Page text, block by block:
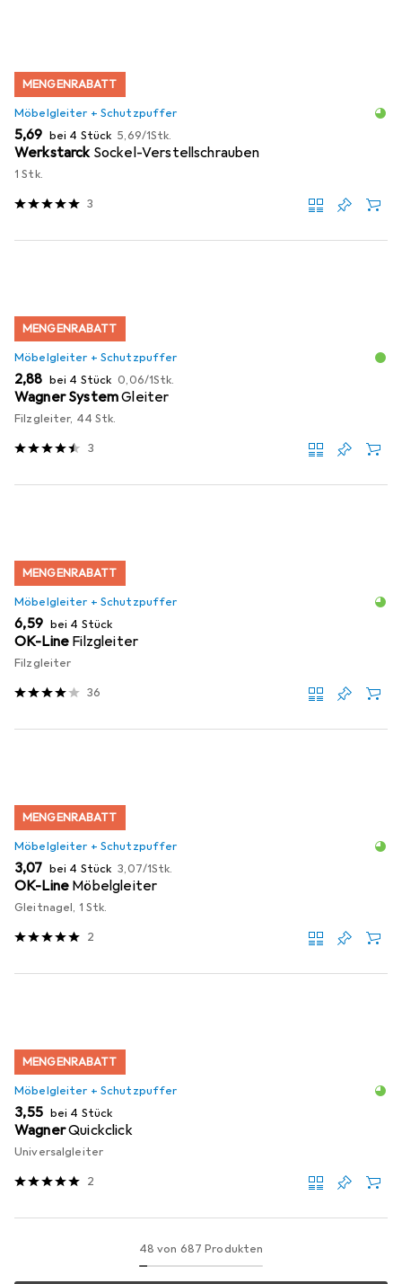
MENGENRABATT
Möbelgleiter + Schutzpuffer
EUR
5,69 bei 4 Stück EUR
5,69/1Stk.
Werkstarck Sockel-Verstellschrauben
1 Stk.
3
MENGENRABATT
Möbelgleiter + Schutzpuffer
EUR
2,88 bei 4 Stück EUR
0,06/1Stk.
Wagner SystemGleiter
Filzgleiter, 44 Stk.
3
MENGENRABATT
Möbelgleiter + Schutzpuffer
EUR
6,59 bei 4 Stück
OK-Line Filzgleiter
Filzgleiter
36
MENGENRABATT
Möbelgleiter + Schutzpuffer
EUR
3,07 bei 4 Stück EUR
3,07/1Stk.
OK-Line Möbelgleiter
Gleitnagel, 1 Stk.
2
MENGENRABATT
Möbelgleiter + Schutzpuffer
EUR
3,55 bei 4 Stück
WagnerQuickclick
Universalgleiter
2
48 von 687 Produkten